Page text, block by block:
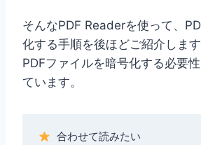
そんなPDF Readerを使って、
化する手順を後ほどご紹介しま
PDFファイルを暗号化する必要
ています。
合わせて読みたい